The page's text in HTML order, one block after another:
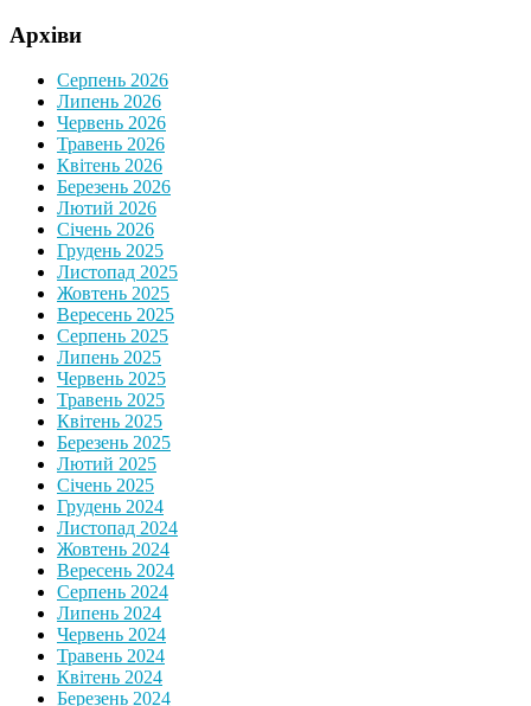
Архіви
Серпень 2026
Липень 2026
Червень 2026
Травень 2026
Квітень 2026
Березень 2026
Лютий 2026
Січень 2026
Грудень 2025
Листопад 2025
Жовтень 2025
Вересень 2025
Серпень 2025
Липень 2025
Червень 2025
Травень 2025
Квітень 2025
Березень 2025
Лютий 2025
Січень 2025
Грудень 2024
Листопад 2024
Жовтень 2024
Вересень 2024
Серпень 2024
Липень 2024
Червень 2024
Травень 2024
Квітень 2024
Березень 2024